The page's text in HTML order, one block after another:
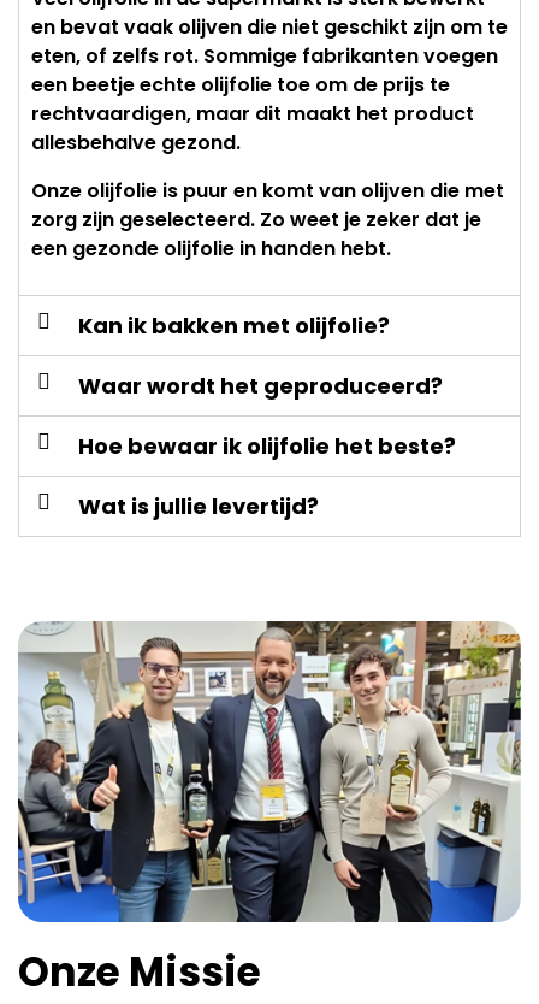
en bevat vaak olijven die niet geschikt zijn om te
eten, of zelfs rot. Sommige fabrikanten voegen
een beetje echte olijfolie toe om de prijs te
rechtvaardigen, maar dit maakt het product
allesbehalve gezond.
Onze olijfolie is puur en komt van olijven die met
zorg zijn geselecteerd. Zo weet je zeker dat je
een gezonde olijfolie in handen hebt.
Kan ik bakken met olijfolie?
Waar wordt het geproduceerd?
Hoe bewaar ik olijfolie het beste?
Wat is jullie levertijd?
Onze Missie